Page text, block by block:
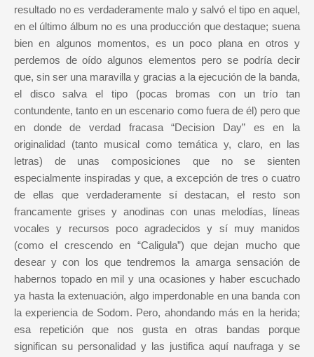
resultado no es verdaderamente malo y salvó el tipo en aquel,
en el último álbum no es una producción que destaque; suena
bien en algunos momentos, es un poco plana en otros y
perdemos de oído algunos elementos pero se podría decir
que, sin ser una maravilla y gracias a la ejecución de la banda,
el disco salva el tipo (pocas bromas con un trío tan
contundente, tanto en un escenario como fuera de él) pero que
en donde de verdad fracasa “Decision Day” es en la
originalidad (tanto musical como temática y, claro, en las
letras) de unas composiciones que no se sienten
especialmente inspiradas y que, a excepción de tres o cuatro
de ellas que verdaderamente sí destacan, el resto son
francamente grises y anodinas con unas melodías, líneas
vocales y recursos poco agradecidos y sí muy manidos
(como el crescendo en “Caligula”) que dejan mucho que
desear y con los que tendremos la amarga sensación de
habernos topado en mil y una ocasiones y haber escuchado
ya hasta la extenuación, algo imperdonable en una banda con
la experiencia de Sodom. Pero, ahondando más en la herida;
esa repetición que nos gusta en otras bandas porque
significan su personalidad y las justifica aquí naufraga y se